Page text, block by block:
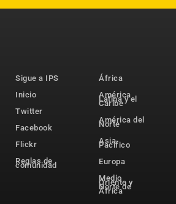
Sigue a IPS
Inicio
Twitter
Facebook
Flickr
Reglas de
comunidad
África
América
Latina y el
Caribe
América del
Norte
Asia-
Pacífico
Europa
Medio
Oriente y
Norte de
África